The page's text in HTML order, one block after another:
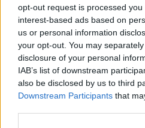
opt-out request is processed
interest-based ads based on
us or personal information
your opt-out. You may
disclosure of your personal
IAB’s list of downstream
also be disclosed by us to third
Downstream Participants that
Classic
Riepilogo stagione